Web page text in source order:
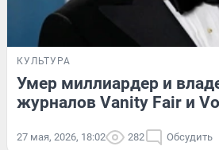
КУЛЬТУРА
Умер миллиардер и
журналов Vanity Fair и
27 мая, 2026, 18:02 282 Обсудить